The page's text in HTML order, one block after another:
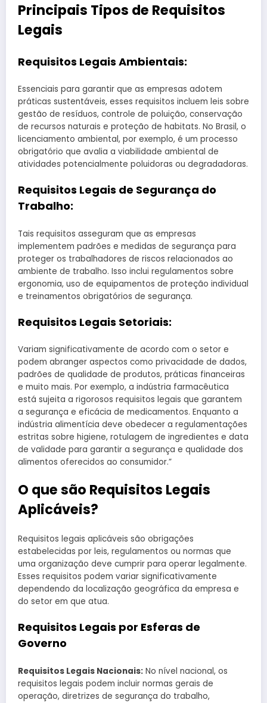
Principais Tipos de Requisitos
Legais
Requisitos Legais Ambientais:
Essenciais para garantir que as empresas adotem
práticas sustentáveis, esses requisitos incluem leis sobre
gestão de resíduos, controle de poluição, conservação
de recursos naturais e proteção de habitats. No Brasil, o
licenciamento ambiental, por exemplo, é um processo
obrigatório que avalia a viabilidade ambiental de
atividades potencialmente poluidoras ou degradadoras.
Requisitos Legais de Segurança do
Trabalho:
Tais requisitos asseguram que as empresas
implementem padrões e medidas de segurança para
proteger os trabalhadores de riscos relacionados ao
ambiente de trabalho. Isso inclui regulamentos sobre
ergonomia, uso de equipamentos de proteção individual
e treinamentos obrigatórios de segurança.
Requisitos Legais Setoriais:
Variam significativamente de acordo com o setor e
podem abranger aspectos como privacidade de dados,
padrões de qualidade de produtos, práticas financeiras
e muito mais. Por exemplo, a indústria farmacêutica
está sujeita a rigorosos requisitos legais que garantem
a segurança e eficácia de medicamentos. Enquanto a
indústria alimentícia deve obedecer a regulamentações
estritas sobre higiene, rotulagem de ingredientes e data
de validade para garantir a segurança e qualidade dos
alimentos oferecidos ao consumidor.”
O que são Requisitos Legais
Aplicáveis?
Requisitos legais aplicáveis são obrigações
estabelecidas por leis, regulamentos ou normas que
uma organização deve cumprir para operar legalmente.
Esses requisitos podem variar significativamente
dependendo da localização geográfica da empresa e
do setor em que atua.
Requisitos Legais por Esferas de
Governo
Requisitos Legais Nacionais: No nível nacional, os
requisitos legais podem incluir normas gerais de
operação, diretrizes de segurança do trabalho,